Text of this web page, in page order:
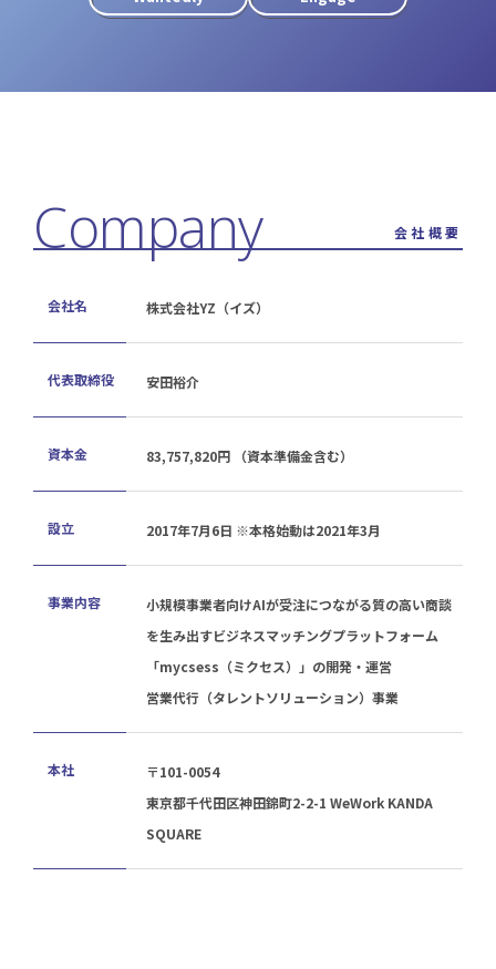
会社概要
会社名 株式会社YZ（イズ）
代表取締役 安田裕介
資本金 83,757,820円 （資本準備金含む）
設立 2017年7月6日 ※本格始動は2021年3月
事業内容
小規模事業者向けAIが受注につながる質の高い商談
を生み出すビジネスマッチングプラットフォーム
「mycsess（ミクセス）」の開発・運営
営業代行（タレントソリューション）事業
本社
〒101-0054
東京都千代田区神田錦町2-2-1 WeWork KANDA
SQUARE